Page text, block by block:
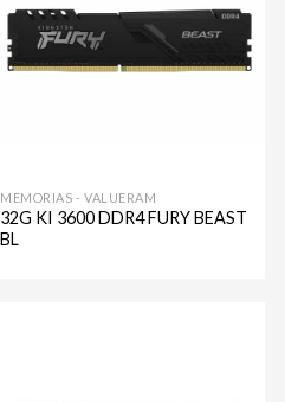
deseos
MEMORIAS - VALUERAM
32G KI 3600 DDR4 FURY BEAST
BL